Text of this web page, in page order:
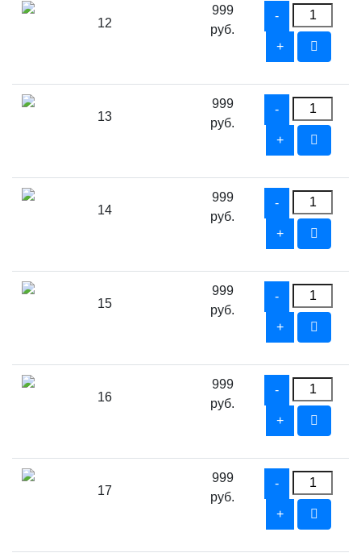
12
999
руб.
13
999
руб.
14
999
руб.
15
999
руб.
16
999
руб.
17
999
руб.